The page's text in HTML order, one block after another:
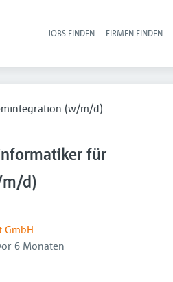
JOBS FINDEN FIRMEN FINDEN
(w/m/d)
für
m/d)
GmbH
:
6 Monaten